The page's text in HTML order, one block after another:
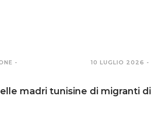
-
10 LUGLIO 2026 -
madri tunisine di migranti